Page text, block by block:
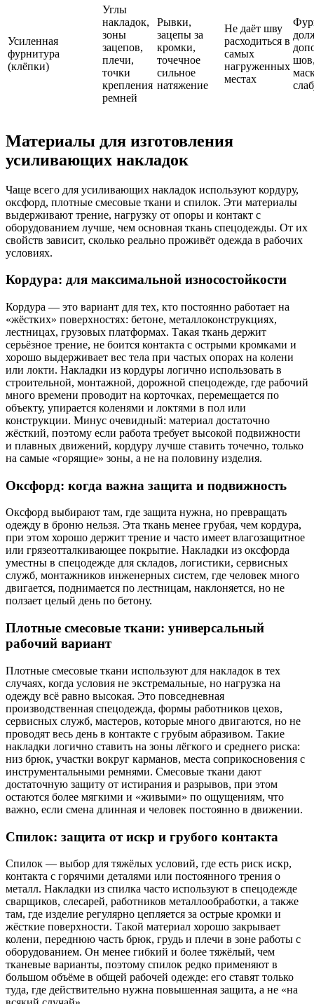
Усиленная
фурнитура
(клёпки)
Углы
накладок,
зоны
зацепов,
плечи,
точки
крепления
ремней
Рывки,
зацепы за
кромки,
точечное
сильное
натяжение
Не даёт шву
расходиться в
самых
нагруженных
местах
Материалы для изготовления
усиливающих накладок
Чаще всего для усиливающих накладок используют кордуру,
оксфорд, плотные смесовые ткани и спилок. Эти материалы
выдерживают трение, нагрузку от опоры и контакт с
оборудованием лучше, чем основная ткань спецодежды. От их
свойств зависит, сколько реально проживёт одежда в рабочих
условиях.
Кордура: для максимальной износостойкости
Кордура — это вариант для тех, кто постоянно работает на
«жёстких» поверхностях: бетоне, металлоконструкциях,
лестницах, грузовых платформах. Такая ткань держит
серьёзное трение, не боится контакта с острыми кромками и
хорошо выдерживает вес тела при частых опорах на колени
или локти. Накладки из кордуры логично использовать в
строительной, монтажной, дорожной спецодежде, где рабочий
много времени проводит на корточках, перемещается по
объекту, упирается коленями и локтями в пол или
конструкции. Минус очевидный: материал достаточно
жёсткий, поэтому если работа требует высокой подвижности
и плавных движений, кордуру лучше ставить точечно, только
на самые «горящие» зоны, а не на половину изделия.
Оксфорд: когда важна защита и подвижность
Оксфорд выбирают там, где защита нужна, но превращать
одежду в броню нельзя. Эта ткань менее грубая, чем кордура,
при этом хорошо держит трение и часто имеет влагозащитное
или грязеотталкивающее покрытие. Накладки из оксфорда
уместны в спецодежде для складов, логистики, сервисных
служб, монтажников инженерных систем, где человек много
двигается, поднимается по лестницам, наклоняется, но не
ползает целый день по бетону.
Плотные смесовые ткани: универсальный
рабочий вариант
Плотные смесовые ткани используют для накладок в тех
случаях, когда условия не экстремальные, но нагрузка на
одежду всё равно высокая. Это повседневная
производственная спецодежда, формы работников цехов,
сервисных служб, мастеров, которые много двигаются, но не
проводят весь день в контакте с грубым абразивом. Такие
накладки логично ставить на зоны лёгкого и среднего риска:
низ брюк, участки вокруг карманов, места соприкосновения с
инструментальными ремнями. Смесовые ткани дают
достаточную защиту от истирания и разрывов, при этом
остаются более мягкими и «живыми» по ощущениям, что
важно, если смена длинная и человек постоянно в движении.
Спилок: защита от искр и грубого контакта
Спилок — выбор для тяжёлых условий, где есть риск искр,
контакта с горячими деталями или постоянного трения о
металл. Накладки из спилка часто используют в спецодежде
сварщиков, слесарей, работников металлообработки, а также
там, где изделие регулярно цепляется за острые кромки и
жёсткие поверхности. Такой материал хорошо закрывает
колени, переднюю часть брюк, грудь и плечи в зоне работы с
оборудованием. Он менее гибкий и более тяжёлый, чем
тканевые варианты, поэтому спилок редко применяют в
большом объёме в общей рабочей одежде: его ставят только
туда, где действительно нужна повышенная защита, а не «на